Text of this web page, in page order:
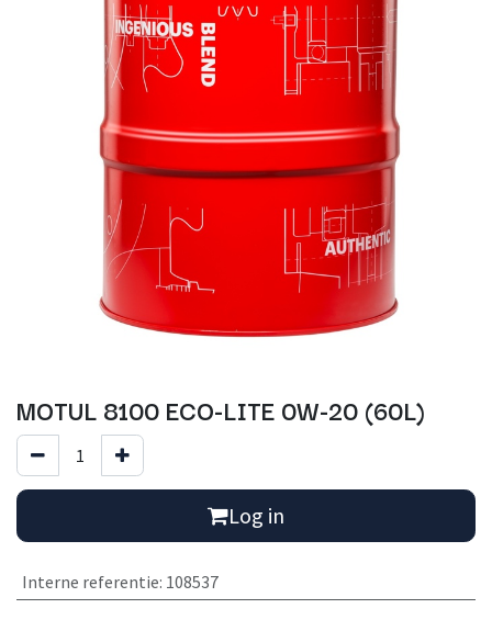
MOTUL 8100 ECO-LITE 0W-20 (60L)
Log in
Interne referentie: 108537